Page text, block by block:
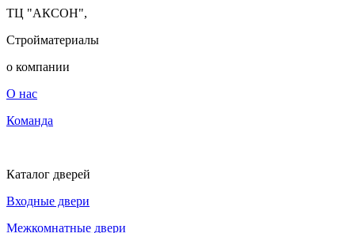
ТЦ "АКСОН",
Стройматериалы
о компании
О нас
Команда
Каталог дверей
Входные двери
Межкомнатные двери